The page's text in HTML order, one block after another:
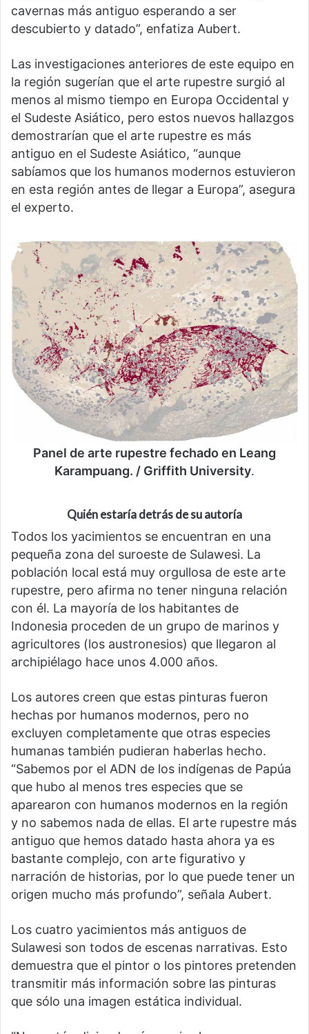
cavernas más antiguo esperando a ser
descubierto y datado”, enfatiza Aubert.
Las investigaciones anteriores de este equipo en
la región sugerían que el arte rupestre surgió al
menos al mismo tiempo en Europa Occidental y
el Sudeste Asiático, pero estos nuevos hallazgos
demostrarían que el arte rupestre es más
antiguo en el Sudeste Asiático, “aunque
sabíamos que los humanos modernos estuvieron
en esta región antes de llegar a Europa”, asegura
el experto.
Panel de arte rupestre fechado en Leang
Karampuang. / Griffith University.
Quién estaría detrás de su autoría
Todos los yacimientos se encuentran en una
pequeña zona del suroeste de Sulawesi. La
población local está muy orgullosa de este arte
rupestre, pero afirma no tener ninguna relación
con él. La mayoría de los habitantes de
Indonesia proceden de un grupo de marinos y
agricultores (los austronesios) que llegaron al
archipiélago hace unos 4.000 años.
Los autores creen que estas pinturas fueron
hechas por humanos modernos, pero no
excluyen completamente que otras especies
humanas también pudieran haberlas hecho.
“Sabemos por el ADN de los indígenas de Papúa
que hubo al menos tres especies que se
aparearon con humanos modernos en la región
y no sabemos nada de ellas. El arte rupestre más
antiguo que hemos datado hasta ahora ya es
bastante complejo, con arte figurativo y
narración de historias, por lo que puede tener un
origen mucho más profundo”, señala Aubert.
Los cuatro yacimientos más antiguos de
Sulawesi son todos de escenas narrativas. Esto
demuestra que el pintor o los pintores pretenden
transmitir más información sobre las pinturas
que sólo una imagen estática individual.